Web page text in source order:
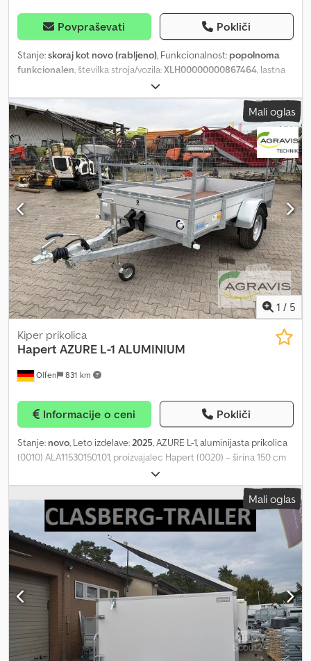
Povpraševati Pokliči
Stanje:skoraj kot novo (rabljeno), Funkcionalnost: popolnoma
funkcionalen, številka stroja/vozila:XLH00000000867464, lastna
, največja dovoljena obremenitev:
masa:3.500 kg, dovoljena osna obremenitev (os 1):1.750 kg,
dovoljena osna obremenitev (os 2):
, prva registracija:
01/2024, naslednji pregled (TÜV):01/2028, skupna dolžina:6.180
mm, skupna širina:2.060 mm, skupna višina:995 mm, velikost
pnevmatike:195-50 R13C, barva:srebrn, zavoro prikolice:prikolica
s zavoro, Leto izdelave:2023, Prikolica je v odličnem stanju, saj je
bila malo uporabljena. Cedpfx Aezkht Ronmoha Priložene so
originalne, močne nakladalne rampe.
Mali oglas
1 / 5
Olfen 831 km
Kiper prikolica
Hapert AZURE L-1 ALUMINIUM
Informacije o ceni Pokliči
Stanje: novo, Leto izdelave:2025, AZURE L-1, aluminijasta prikolica
(0010) ALA115301501.01, proizvajalec Hapert (0020) – širina 150 cm
(0030) – dovoljena skupna masa 1.500 kg (0040) – pnevmatike
185R14C (0050) – zasnovani tečaji za stranske stene, ki omogočajo
(0060) enostavno pritrditev mreže za pritrditev tovora (0070) –
večplastna lesena plošča z (0080) protidrsno površino, debeline
15 mm (0090) – TÜV-preizkušen in vgrajen (0100) sistem za
pritrditev tovora (0110) – vijično pritrjena V-oja (nebrezničen, z
(0120) cevasto ojo) (0130) – popolnoma varjeno in v celoti (0140)
pocinkano podvozje Chsdpfx Aszkcq Rjnmea (0150) – robustno,
zložljivo oporno kolo (0160) – odstranljivo sprednje ograjanje,
višina 40 cm (0170) – na voljo številne dodatne možnosti (0180) –
stranske stene iz aluminija s sistemom ""Combi (0190) Protect Rail
"" na strani in spredaj (0200) – aluminijasta zadnja vrata s sistemom
(0210) zaklepanja ""HAPERT""
Mali oglas